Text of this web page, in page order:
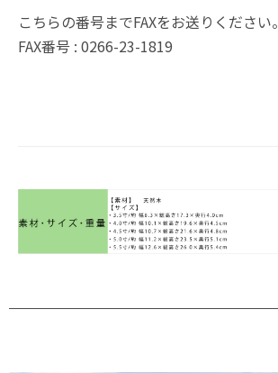
こちらの番号までFAXをお送りください。
FAX番号 : 0266-23-1819